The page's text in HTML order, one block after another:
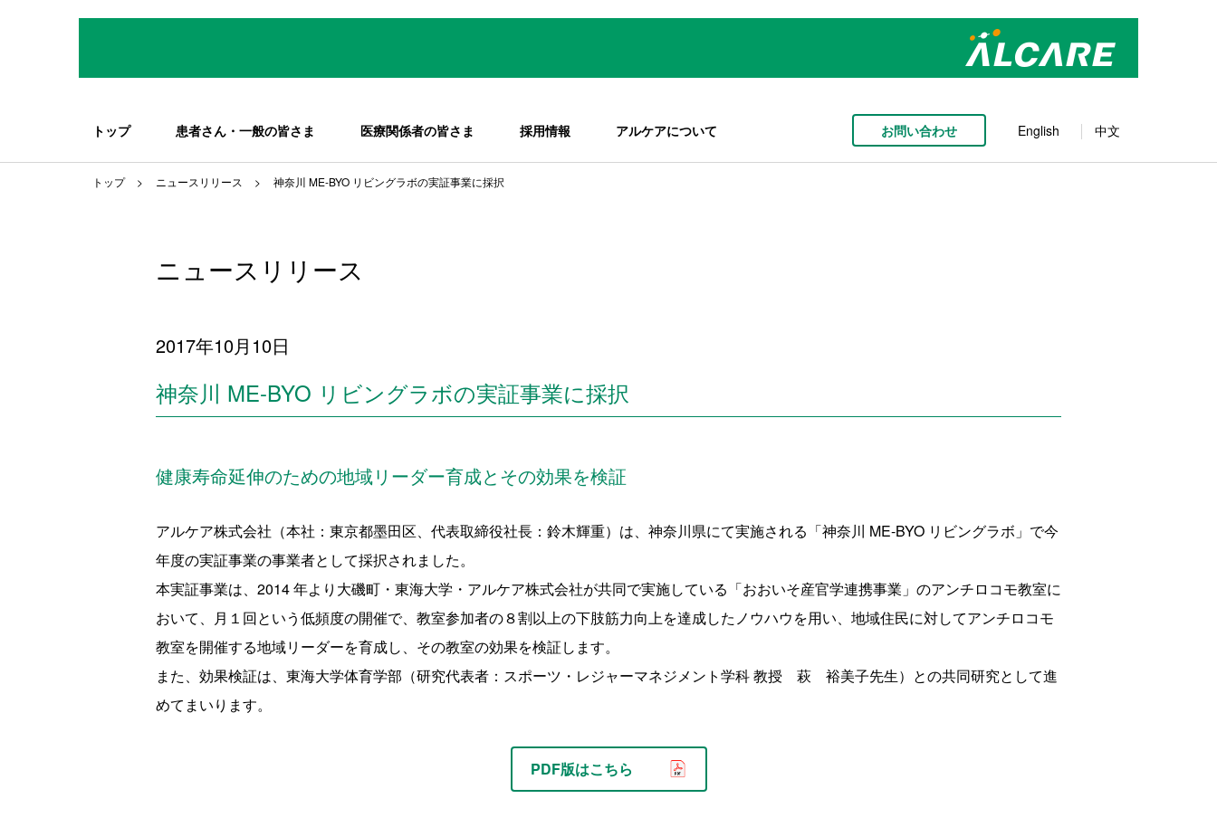
トップ 患者さん・一般の皆さま 医療関係者の皆さま 採用情報 アルケアについて お問い合わせ English 中文
トップ ニュースリリース 神奈川 ME-BYO リビングラボの実証事業に採択
ニュースリリース
2017年10月10日
神奈川 ME-BYO リビングラボの実証事業に採択
健康寿命延伸のための地域リーダー育成とその効果を検証
アルケア株式会社（本社：東京都墨田区、代表取締役社長：鈴木輝重）は、神奈川県にて実施される「神奈川 ME-BYO リビングラボ」で今
年度の実証事業の事業者として採択されました。
本実証事業は、2014 年より大磯町・東海大学・アルケア株式会社が共同で実施している「おおいそ産官学連携事業」のアンチロコモ教室に
おいて、月１回という低頻度の開催で、教室参加者の８割以上の下肢筋力向上を達成したノウハウを用い、地域住民に対してアンチロコモ
教室を開催する地域リーダーを育成し、その教室の効果を検証します。
また、効果検証は、東海大学体育学部（研究代表者：スポーツ・レジャーマネジメント学科 教授 萩 裕美子先生）との共同研究として進
めてまいります。
PDF版はこちら